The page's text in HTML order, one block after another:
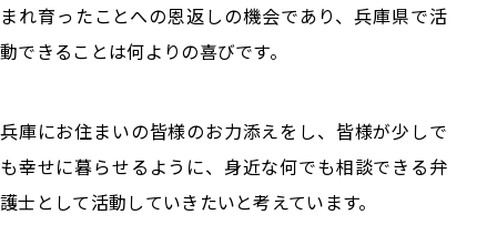
まれ育ったことへの恩返しの機会であり、兵庫県で活
動できることは何よりの喜びです。
兵庫にお住まいの皆様のお力添えをし、皆様が少しで
も幸せに暮らせるように、身近な何でも相談できる弁
護士として活動していきたいと考えています。